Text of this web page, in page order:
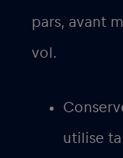
pars, avant
vol.
utilise